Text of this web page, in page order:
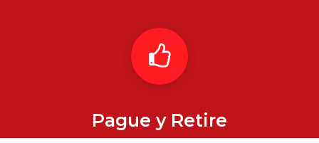
Pague y Retire